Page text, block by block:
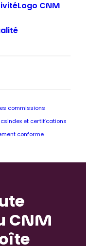
Logo CNM
commissions
Index et certifications
conforme
CNM